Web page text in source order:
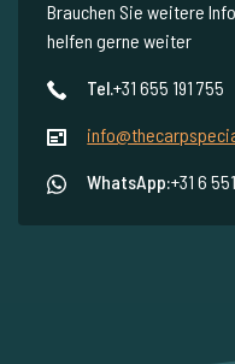
Brauchen Sie weitere
helfen gerne weiter
Tel.+31 655 191 755
WhatsApp:+31 6